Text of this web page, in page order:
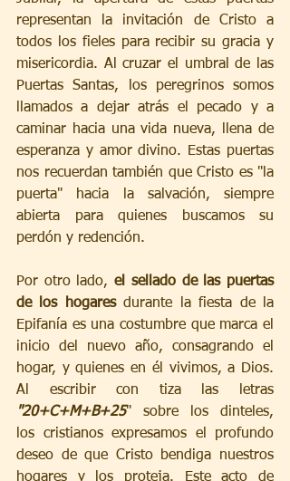
representan la invitación de Cristo a
todos los fieles para recibir su gracia y
misericordia. Al cruzar el umbral de las
Puertas Santas, los peregrinos somos
llamados a dejar atrás el pecado y a
caminar hacia una vida nueva, llena de
esperanza y amor divino. Estas puertas
nos recuerdan también que Cristo es "la
puerta" hacia la salvación, siempre
abierta para quienes buscamos su
perdón y redención.
Por otro lado, el sellado de las puertas
de los hogares durante la fiesta de la
Epifanía es una costumbre que marca el
inicio del nuevo año, consagrando el
hogar, y quienes en él vivimos, a Dios.
"20+C+M+B+25" sobre los dinteles,
los cristianos expresamos el profundo
deseo de que Cristo bendiga nuestros
hogares y los proteja. Este acto de